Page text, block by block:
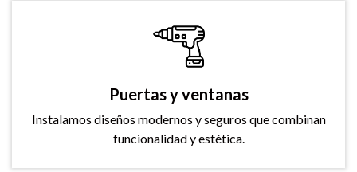
Puertas y ventanas
Instalamos diseños modernos y seguros que combinan
funcionalidad y estética.